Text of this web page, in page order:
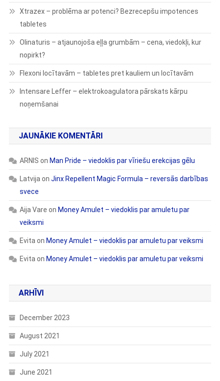
Xtrazex – problēma ar potenci? Bezrecepšu impotences
tabletes
Olinaturis – atjaunojoša eļļa grumbām – cena, viedokļi, kur
nopirkt?
Flexoni locītavām – tabletes pret kauliem un locītavām
Intensare Leffer – elektrokoagulatora pārskats kārpu
noņemšanai
JAUNĀKIE KOMENTĀRI
ARNIS on Man Pride – viedoklis par vīriešu erekcijas gēlu
Latvija on Jinx Repellent Magic Formula – reversās darbības
svece
Aija Vare on Money Amulet – viedoklis par amuletu par
veiksmi
Evita on Money Amulet – viedoklis par amuletu par veiksmi
Evita on Money Amulet – viedoklis par amuletu par veiksmi
ARHĪVI
December 2023
August 2021
July 2021
June 2021